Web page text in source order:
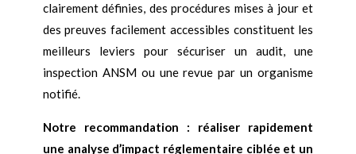
clairement définies, des procédures mises à jour et
des preuves facilement accessibles constituent les
meilleurs leviers pour sécuriser un audit, une
inspection ANSM ou une revue par un organisme
notifié.
Notre recommandation : réaliser rapidement
une analyse d’impact réglementaire ciblée et un